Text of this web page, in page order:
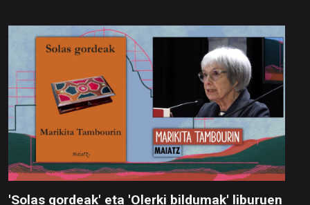
'Solas gordeak' eta 'Olerki bildumak' liburuen